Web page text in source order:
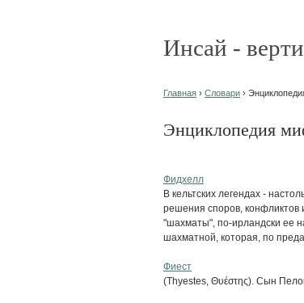
Инсай -
Главная › Словари ›
Энциклопедия
Фидхелл
В кельтских легендах -
решения споров, конфликтов
"шахматы", по-ирландски ее
шахматной, которая, по
Фиест
(Thyestes, Θυέστης). Сын